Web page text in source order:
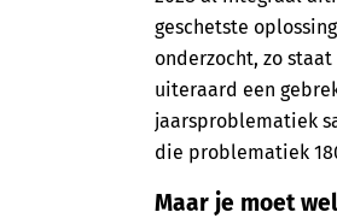
geschetste
onderzocht, zo
uiteraard een
jaarsproblematiek
die problematiek
Maar je moet